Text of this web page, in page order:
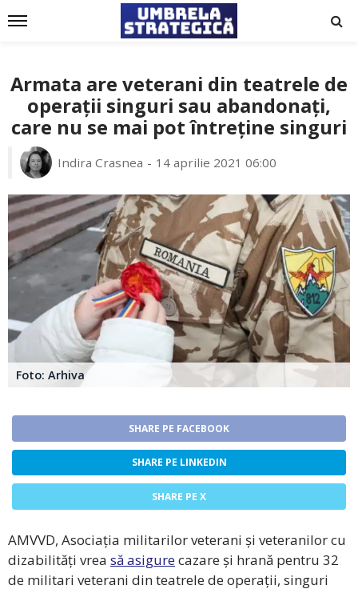
Armata are veterani din teatrele de
operații singuri sau abandonați,
care nu se mai pot întreține singuri
Indira Crasnea 14 aprilie 2021 06:00
Foto: Arhiva
SHARE PE FACEBOOK
SHARE PE LINKEDIN
SHARE PE X
AMVVD, Asociația militarilor veterani și veteranilor cu
dizabilități vrea să asigurecazare și hrană pentru 32
de militari veterani din teatrele de operații, singuri